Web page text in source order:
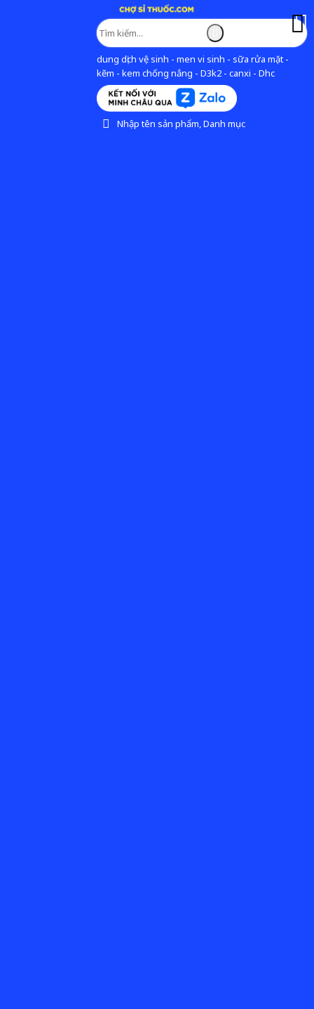
dung dịch vệ sinh - men vi sinh - sữa rửa mặt -
kẽm - kem chống nắng - D3k2 - canxi - Dhc
Nhập tên sản phẩm, Danh mục